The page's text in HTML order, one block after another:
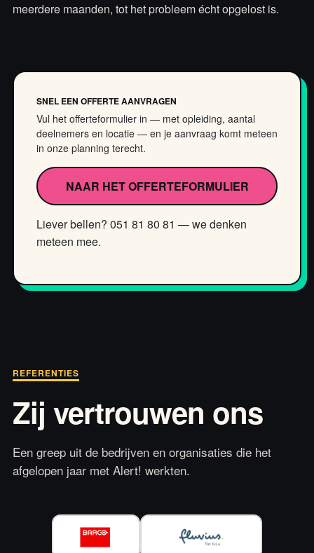
meerdere maanden, tot het probleem écht opgelost is.
SNEL EEN OFFERTE AANVRAGEN
Vul het offerteformulier in — met opleiding, aantal
deelnemers en locatie — en je aanvraag komt meteen
in onze planning terecht.
NAAR HET OFFERTEFORMULIER
Liever bellen? 051 81 80 81 — we denken
meteen mee.
REFERENTIES
Zij vertrouwen ons
Een greep uit de bedrijven en organisaties die het
afgelopen jaar met Alert! werkten.